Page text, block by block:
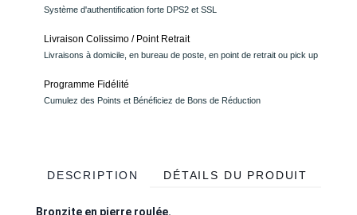
Système d'authentification forte DPS2 et SSL
Livraison Colissimo / Point Retrait
Livraisons à domicile, en bureau de poste, en point de retrait ou pick up
Programme Fidélité
Cumulez des Points et Bénéficiez de Bons de Réduction
DESCRIPTION DÉTAILS DU PRODUIT
Bronzite en pierre roulée.